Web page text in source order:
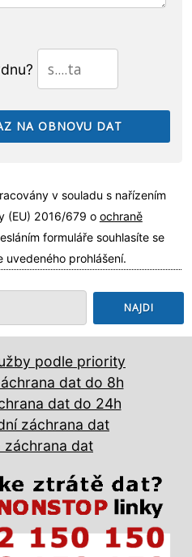
v souladu s nařízením
(EU) 2016/679 o ochraně
formuláře souhlasíte se
prohlášení.
podle priority
dat do 8h
dat do 24h
záchrana dat
záchrana dat